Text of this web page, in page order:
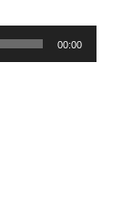
00:00